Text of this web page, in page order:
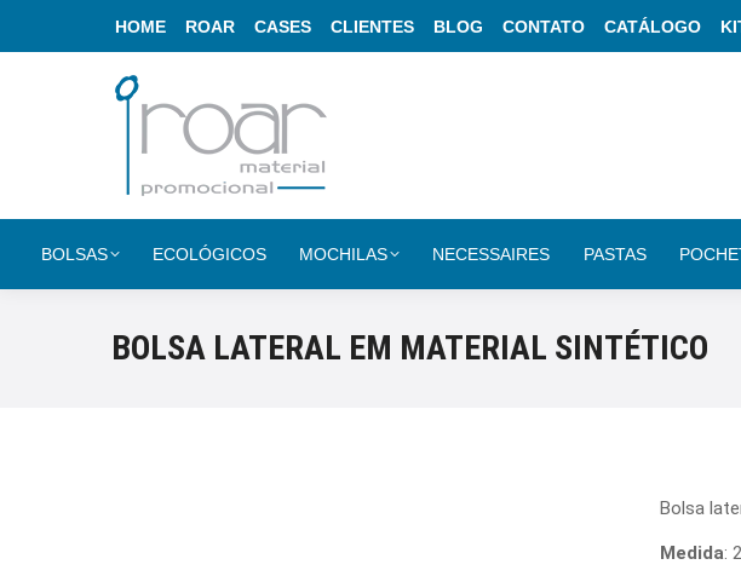
HOME ROAR CASES CLIENTES BLOG CONTATO CATÁLOGO
BOLSAS ECOLÓGICOS MOCHILAS NECESSAIRES PASTAS
BOLSA LATERAL EM MATERIAL SINTÉTICO
Bolsa
Medida: